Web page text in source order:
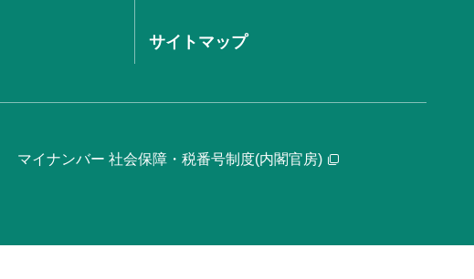
サイトマップ
マイナンバー 社会保障・税番号制度(内閣官房)